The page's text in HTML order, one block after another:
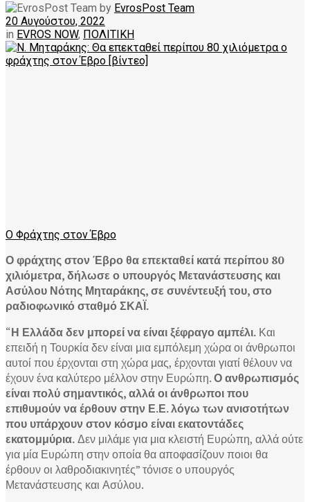
by EvrosPost Team
20 Αυγούστου, 2022
in EVROS NOW, ΠΟΛΙΤΙΚΗ
Ο Φράχτης στον Έβρο
Ο φράχτης στον Έβρο θα επεκταθεί κατά περίπου 80
χιλιόμετρα, δήλωσε ο υπουργός Μετανάστευσης και
Ασύλου Νότης Μηταράκης, σε συνέντευξή του, στο
ραδιοφωνικό σταθμό ΣΚΑΪ.
“Η Ελλάδα δεν μπορεί να είναι ξέφραγο αμπέλι. Και
επειδή η Τουρκία δεν είναι μια εμπόλεμη χώρα οι άνθρωποι
αυτοί που έρχονται στη χώρα μας, έρχονται γιατί θέλουν να
έχουν ένα καλύτερο μέλλον στην Ευρώπη.Ο ανθρωπισμός
είναι πολύ σημαντικός, αλλά οι άνθρωποι που
επιθυμούν να έρθουν στην Ε.Ε. λόγω των ανισοτήτων
που υπάρχουν στον κόσμο είναι εκατοντάδες
εκατομμύρια.Δεν μιλάμε για μια κλειστή Ευρώπη, αλλά ούτε
για μία Ευρώπη στην οποία θα αποφασίζουν ποιοι θα
έρθουν οι λαθροδιακινητές” τόνισε ο υπουργός
Μετανάστευσης και Ασύλου.